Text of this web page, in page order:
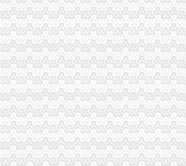
江津局重庆税务注销以四个注重为抓
垫江局重庆代办公司全面完成微型企
渝中区五家微型企业通过资本金补助评
南岸区消委会与家居企业索建立问题
台盟中央资助万州区铁峰乡桐元村8户
市重庆代办公司工商局制定2011年民
渝中区工商分局采取措施加“端午节”
荣昌县县委书记陈杰对荣昌局重庆代
市重庆税务注销工商局与市检察院共
酉县委组织部部长陶于祥到酉工商局